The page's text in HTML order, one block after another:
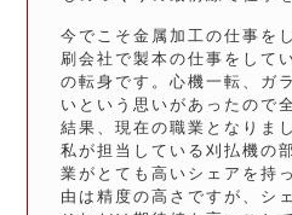
今でこそ金属加工の仕事を
刷会社で製本の仕事をして
の転身です。心機一転、ガ
いという思いがあったので
結果、現在の職業となりまし
私が担当している刈払機の
業がとても高いシェアを持
由は精度の高さですが、シ